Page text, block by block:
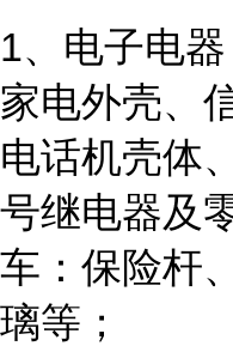
1、电子电器
家电外壳、
电话机壳体
号继电器及
车：保险杆
璃等；